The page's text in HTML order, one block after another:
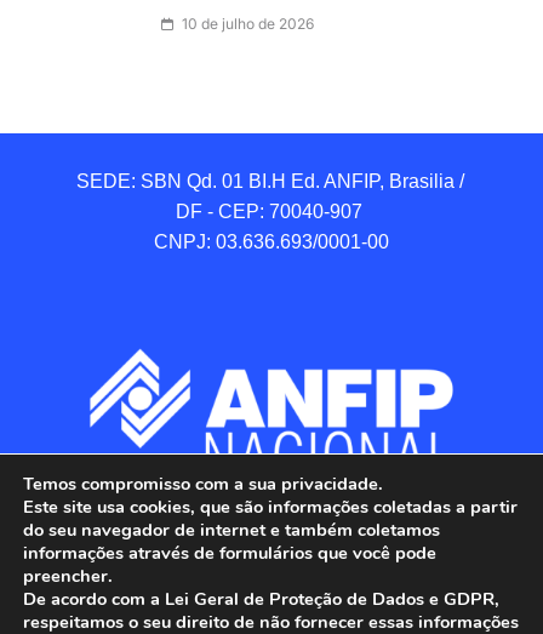
10 de julho de 2026
SEDE: SBN Qd. 01 BI.H Ed. ANFIP, Brasilia /
DF - CEP: 70040-907
CNPJ: 03.636.693/0001-00
Temos compromisso com a sua privacidade.
Este site usa cookies, que são informações coletadas a partir
do seu navegador de internet e também coletamos
informações através de formulários que você pode
preencher.
De acordo com a Lei Geral de Proteção de Dados e GDPR,
respeitamos o seu direito de não fornecer essas informações